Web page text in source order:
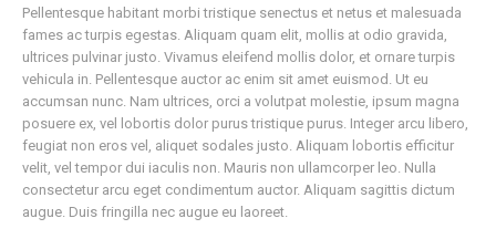
Pellentesque habitant morbi tristique senectus et netus et malesuada
fames ac turpis egestas. Aliquam quam elit, mollis at odio gravida,
ultrices pulvinar justo. Vivamus eleifend mollis dolor, et ornare turpis
vehicula in. Pellentesque auctor ac enim sit amet euismod. Ut eu
accumsan nunc. Nam ultrices, orci a volutpat molestie, ipsum magna
posuere ex, vel lobortis dolor purus tristique purus. Integer arcu libero,
feugiat non eros vel, aliquet sodales justo. Aliquam lobortis efficitur
velit, vel tempor dui iaculis non. Mauris non ullamcorper leo. Nulla
consectetur arcu eget condimentum auctor. Aliquam sagittis dictum
augue. Duis fringilla nec augue eu laoreet.